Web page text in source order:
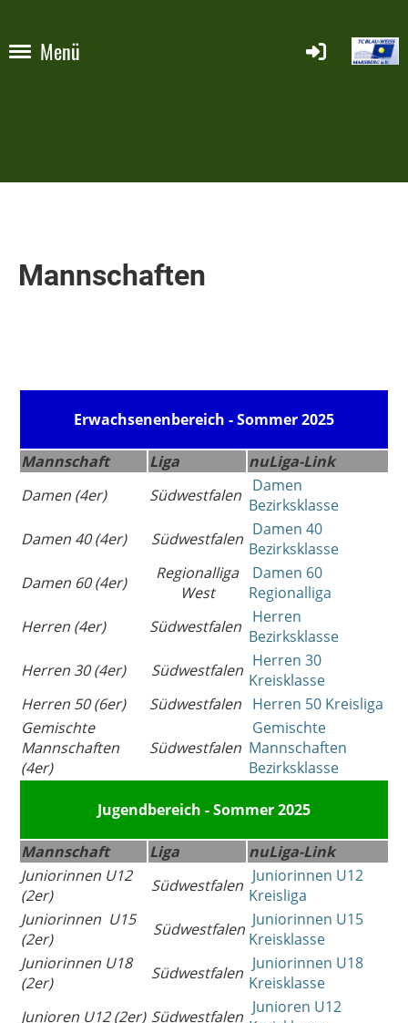
Menü
Mannschaften
Erwachsenenbereich - Sommer 2025
Mannschaft Liga
nuLiga-Link
Damen (4er)
Südwestfalen Damen
Bezirksklasse
Damen 40 (4er)
Südwestfalen Damen 40
Bezirksklasse
Damen 60 (4er)
Regionalliga
West
Damen 60
Regionalliga
Herren (4er)
Südwestfalen Herren
Bezirksklasse
Herren 30 (4er)
Südwestfalen Herren 30
Kreisklasse
Herren 50 (6er)
Südwestfalen Herren 50 Kreisliga
Gemischte
Mannschaften
(4er)
Südwestfalen
Gemischte
Mannschaften
Bezirksklasse
Jugendbereich - Sommer 2025
Mannschaft Liga
nuLiga-Link
Juniorinnen U12
(2er)
Südwestfalen Juniorinnen U12
Kreisliga
Juniorinnen U15
(2er)
Südwestfalen Juniorinnen U15
Kreisklasse
Juniorinnen U18
(2er)
Südwestfalen Juniorinnen U18
Kreisklasse
Junioren U12 (2er) Südwestfalen Junioren U12